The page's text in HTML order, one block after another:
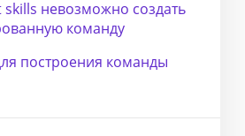
невозможно создать
команду
построения команды